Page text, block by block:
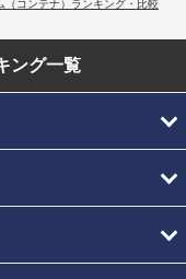
（コンテナ）ランキング・比較
ング一覧